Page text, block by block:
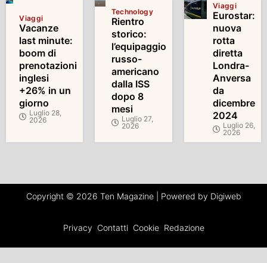
Viaggi
Vacanze
last minute:
boom di
prenotazioni
inglesi
+26% in un
giorno
Luglio 28,
2026
Technology
Rientro
storico:
l’equipaggio
russo-
americano
dalla ISS
dopo 8
mesi
Luglio 27,
2026
Viaggi
Eurostar:
nuova
rotta
diretta
Londra-
Anversa
da
dicembre
2024
Luglio 26,
2026
Copyright © 2026 Ten Magazine | Powered by Digiweb
Privacy Contatti Cookie Redazione